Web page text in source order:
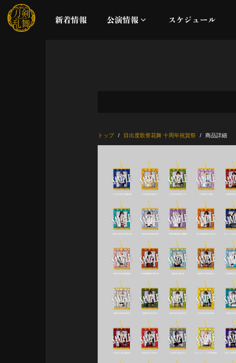
新着情報 公演情報
配信
ライブビューイング
スケジュール
トップ 目出度歌誉花舞 十周年祝賀祭 商品詳細